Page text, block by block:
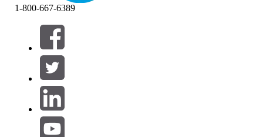
Filtres (0)
SÉLECTIONNER DES FILTRES
Gamme de produits
1-800-667-6389